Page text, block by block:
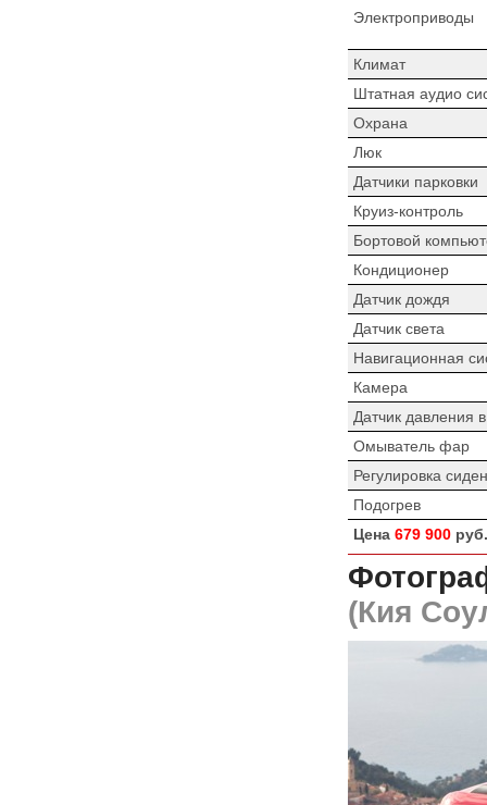
Электроприводы
Климат
Штатная аудио
Охрана
Люк
Датчики парковки
Круиз-контроль
Бортовой
Кондиционер
Датчик дождя
Датчик света
Навигационная
Камера
Датчик давления
Омыватель фар
Регулировка
Подогрев
Цена 679 900руб.
(Кия